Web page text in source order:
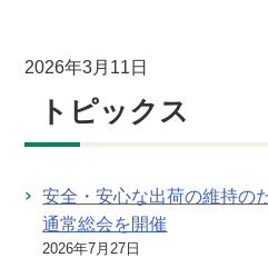
2026年3月11日
トピックス
安全・安心な出荷の維持
通常総会を開催
2026年7月27日